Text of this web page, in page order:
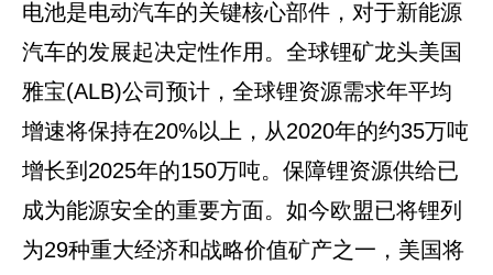
电池是电动汽车的关键核心部件，对于新能源
汽车的发展起决定性作用。全球锂矿龙头美国
雅宝(ALB)公司预计，全球锂资源需求年平均
增速将保持在20%以上，从2020年的约35万吨
增长到2025年的150万吨。保障锂资源供给已
成为能源安全的重要方面。如今欧盟已将锂列
为29种重大经济和战略价值矿产之一，美国将